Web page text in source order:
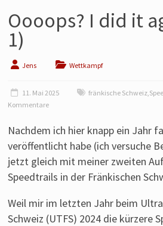
läuft…
Noch
so
ein
über's
Laufen
einem
Läufer
aus
Franken.
Oooops? I did it
1)
Jens Wettkampf
11. Mai 2025 fränkische Schweiz
Kommentare
Nachdem ich hier knapp ein Jahr
veröffentlicht habe (ich versuche
jetzt gleich mit meiner zweiten
Speedtrails in der Fränkischen
Weil mir im letzten Jahr beim
Schweiz (UTFS) 2024 die kürzere